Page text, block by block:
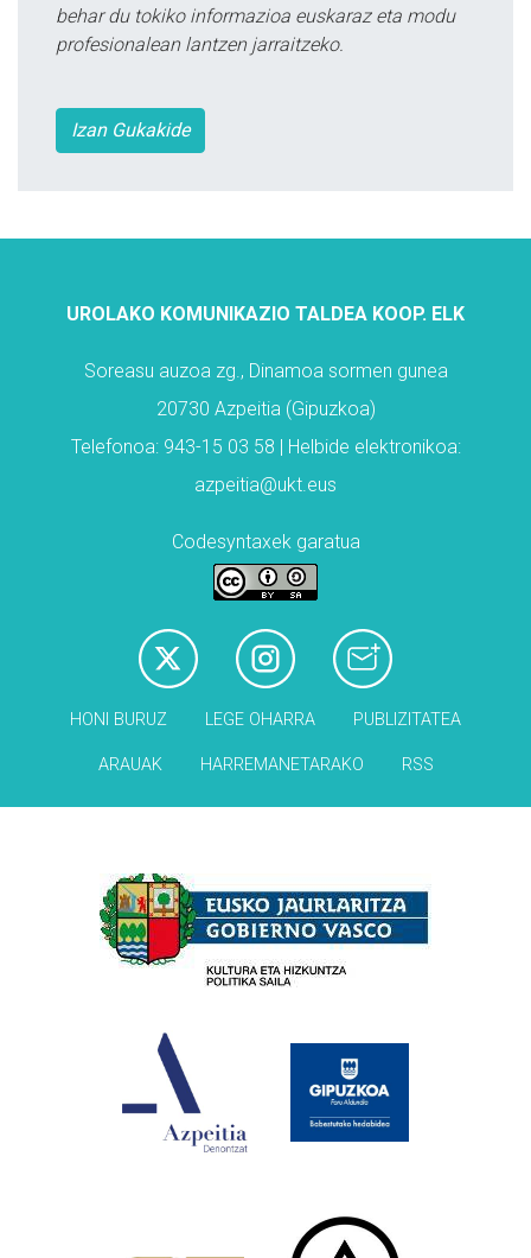
behar du tokiko informazioa euskaraz eta modu
profesionalean lantzen jarraitzeko.
Izan Gukakide
UROLAKO KOMUNIKAZIO TALDEA KOOP. ELK
Soreasu auzoa zg., Dinamoa sormen gunea
20730 Azpeitia (Gipuzkoa)
Telefonoa: 943-15 03 58 | Helbide elektronikoa:
azpeitia@ukt.eus
Codesyntaxek garatua
HONI BURUZ LEGE OHARRA PUBLIZITATEA
ARAUAK HARREMANETARAKO RSS